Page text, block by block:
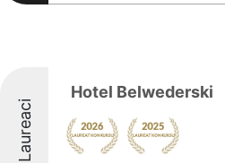
Laureaci
Hotel Belwederski